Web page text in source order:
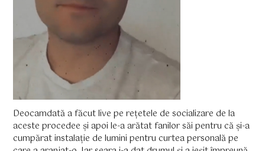
Deocamdată a făcut live pe rețetele de socializare de la
aceste procedee și apoi le-a arătat fanilor săi pentru că și-a
cumpărat instalație de lumini pentru curtea personală pe